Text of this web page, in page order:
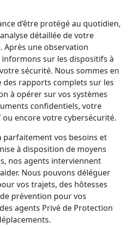
d’être protégé au quotidien,
détaillée de votre
Après une observation
sur les dispositifs à
sécurité. Nous sommes en
des rapports complets sur les
à opérer sur vos systèmes
confidentiels, votre
ou encore votre cybersécurité.
parfaitement vos besoins et
à disposition de moyens
nos agents interviennent
Nous pouvons déléguer
vos trajets, des hôtesses
prévention pour vos
agents Privé de Protection